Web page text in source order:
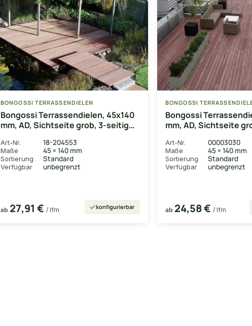
BONGOSSI TERRASSENDIELEN
Bongossi Terrassendielen, 45x140
mm, AD, Sichtseite grob, 3-seitig
Art-Nr. 18-204553
Maße 45 × 140 mm
Sortierung Standard
Verfügbar unbegrenzt
ab 27,91 € / lfm konfigurierbar
BONGOSSI
Bongossi
mm, AD, Sichtseite
Art-Nr. 00003030
Maße 45 × 140 mm
Sortierung Standard
Verfügbar unbegrenzt
ab 24,58 € / lfm